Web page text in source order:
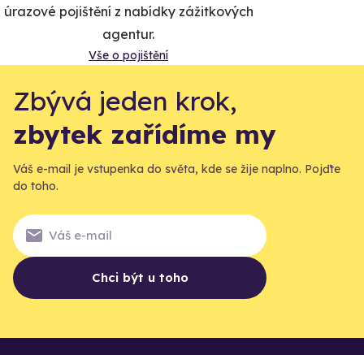
úrazové pojištění z nabídky zážitkových
agentur.
Vše o pojištění
Zbývá jeden krok,
zbytek zařídíme my
Váš e-mail je vstupenka do světa, kde se žije naplno. Pojďte
do toho.
Chci být u toho